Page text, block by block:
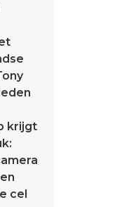
krijgt
cel